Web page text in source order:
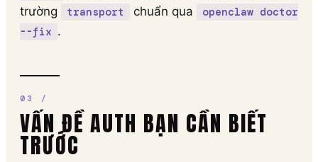
trường
transport chuẩn qua
openclaw doctor
--fix .
VẤN ĐỀ AUTH BẠN CẦN BIẾT
TRƯỚC